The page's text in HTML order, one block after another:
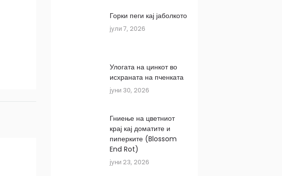
Горки пеги кај јаболкото
јули 7, 2026
Улогата на цинкот во
исхраната на пченката
јуни 30, 2026
Гниење на цветниот
крај кај доматите и
пиперките (Blossom
End Rot)
јуни 23, 2026